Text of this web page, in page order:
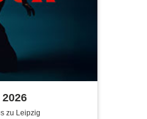
zu Leipzig